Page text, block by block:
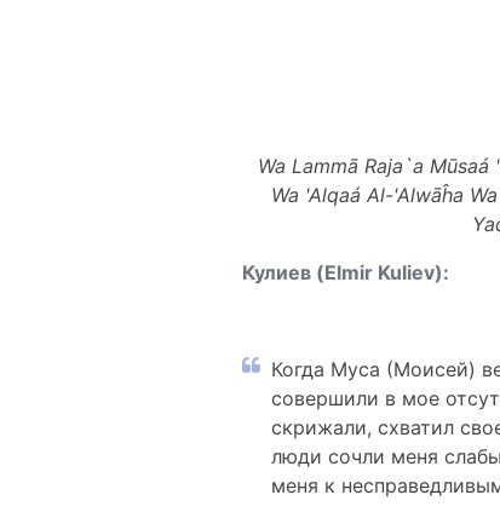
Wa Lammā Raja`a
Wa 'Alqaá Al-'Alwāĥa
Кулиев (Elmir Kuliev):
Когда Муса (Моисей)
совершили в мое
скрижали, схватил
люди сочли меня
меня к